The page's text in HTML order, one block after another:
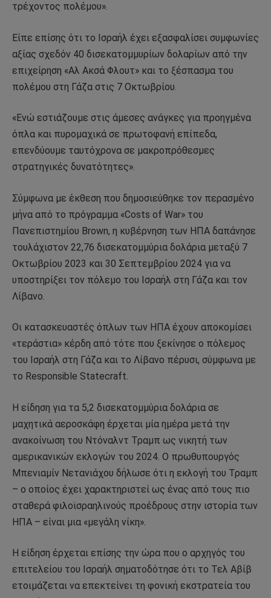
τρέχοντος πολέμου».
Είπε επίσης ότι το Ισραήλ έχει εξασφαλίσει συμφωνίες
αξίας σχεδόν 40 δισεκατομμυρίων δολαρίων από την
επιχείρηση «Αλ Ακσά Φλουτ» και το ξέσπασμα του
πολέμου στη Γάζα στις 7 Οκτωβρίου.
«Ενώ εστιάζουμε στις άμεσες ανάγκες για προηγμένα
όπλα και πυρομαχικά σε πρωτοφανή επίπεδα,
επενδύουμε ταυτόχρονα σε μακροπρόθεσμες
στρατηγικές δυνατότητες».
Σύμφωνα με έκθεση που δημοσιεύθηκε τον περασμένο
μήνα από το πρόγραμμα «Costs of War» του
Πανεπιστημίου Brown, η κυβέρνηση των ΗΠΑ δαπάνησε
τουλάχιστον 22,76 δισεκατομμύρια δολάρια μεταξύ 7
Οκτωβρίου 2023 και 30 Σεπτεμβρίου 2024 για να
υποστηρίξει τον πόλεμο του Ισραήλ στη Γάζα και τον
Λίβανο.
Οι κατασκευαστές όπλων των ΗΠΑ έχουν αποκομίσει
«τεράστια» κέρδη από τότε που ξεκίνησε ο πόλεμος
του Ισραήλ στη Γάζα και το Λίβανο πέρυσι, σύμφωνα με
το Responsible Statecraft.
Η είδηση για τα 5,2 δισεκατομμύρια δολάρια σε
μαχητικά αεροσκάφη έρχεται μία ημέρα μετά την
ανακοίνωση του Ντόναλντ Τραμπ ως νικητή των
αμερικανικών εκλογών του 2024. Ο πρωθυπουργός
Μπενιαμίν Νετανιάχου δήλωσε ότι η εκλογή του Τραμπ
– ο οποίος έχει χαρακτηριστεί ως ένας από τους πιο
σταθερά φιλοϊσραηλινούς προέδρους στην ιστορία των
ΗΠΑ – είναι μια «μεγάλη νίκη».
Η είδηση έρχεται επίσης την ώρα που ο αρχηγός του
επιτελείου του Ισραήλ σηματοδότησε ότι το Τελ Αβίβ
ετοιμάζεται να επεκτείνει τη φονική εκστρατεία του